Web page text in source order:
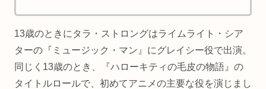
13歳のときにタラ・ストロングはライムライト・シア
ターの『ミュージック・マン』にグレイシー役で出演。
同じく13歳のとき、『ハローキティの毛皮の物語』の
タイトルロールで、初めてアニメの主要な役を演じまし